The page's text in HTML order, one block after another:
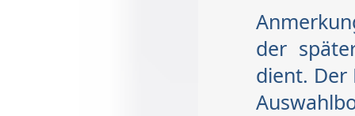
der
dient. Der